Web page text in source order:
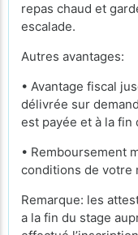
repas chaud et
escalade.
Autres avantages:
• Avantage fiscal
délivrée sur
est payée et à la fin
• Remboursement
conditions de votre
Remarque: les
a la fin du stage